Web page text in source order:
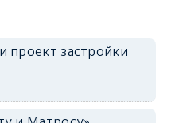
проект застройки